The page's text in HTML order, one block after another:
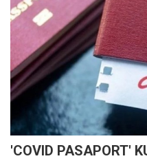
'COVID PASAPORT'